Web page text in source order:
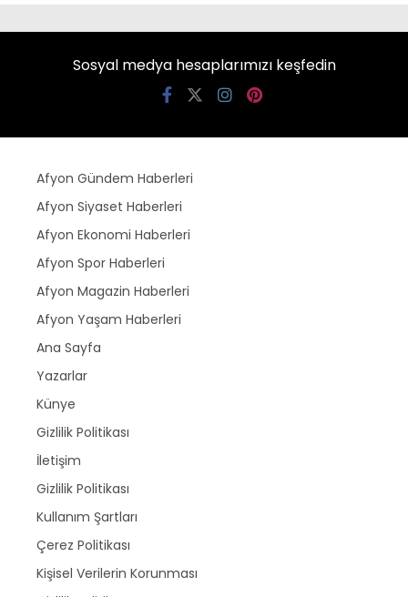
Sosyal medya hesaplarımızı keşfedin
Afyon Gündem Haberleri
Afyon Siyaset Haberleri
Afyon Ekonomi Haberleri
Afyon Spor Haberleri
Afyon Magazin Haberleri
Afyon Yaşam Haberleri
Ana Sayfa
Yazarlar
Künye
Gizlilik Politikası
İletişim
Gizlilik Politikası
Kullanım Şartları
Çerez Politikası
Kişisel Verilerin Korunması